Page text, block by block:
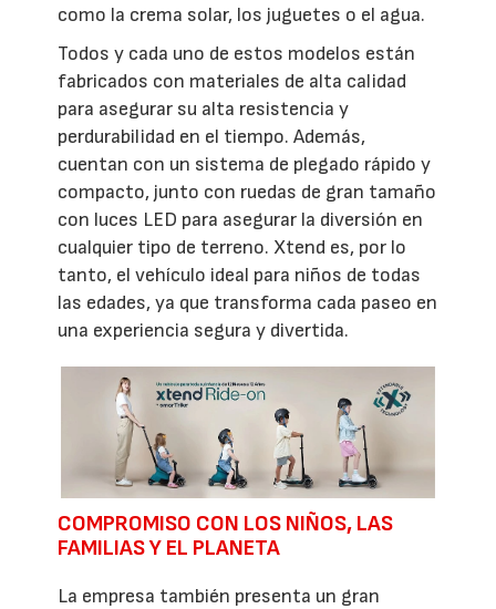
como la crema solar, los juguetes o el agua.
Todos y cada uno de estos modelos están
fabricados con materiales de alta calidad
para asegurar su alta resistencia y
perdurabilidad en el tiempo. Además,
cuentan con un sistema de plegado rápido y
compacto, junto con ruedas de gran tamaño
con luces LED para asegurar la diversión en
cualquier tipo de terreno. Xtend es, por lo
tanto, el vehículo ideal para niños de todas
las edades, ya que transforma cada paseo en
una experiencia segura y divertida.
COMPROMISO CON LOS NIÑOS, LAS
FAMILIAS Y EL PLANETA
La empresa también presenta un gran